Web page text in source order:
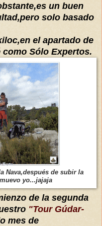
un buen
solo basado
el apartado de
Sólo Expertos.
Nava,después de subir la
yo...jajaja
de la segunda
"Tour Gúdar-
mes de